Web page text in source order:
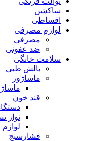
ساکشن
اقساطی
لوازم مصرفی
مصرفی
ضد عفونی
سلامت خانگی
بالش طبی
ماساژور
قند خون
نوار
فشارسنج